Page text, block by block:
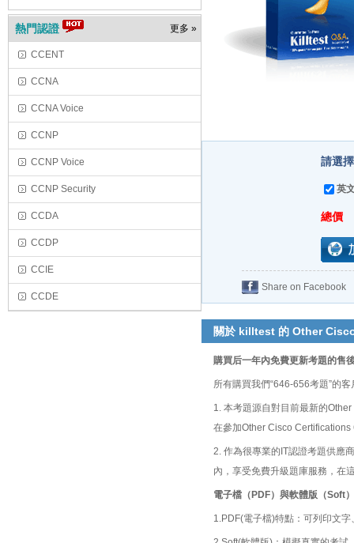
更多 »
熱門認證
CCENT
CCNA
CCNA Voice
CCNP
CCNP Voice
CCNP Security
CCDA
CCDP
CCIE
CCDE
請選
英
總價
Share on Facebook
關於 killtest 的 Other
購買后一年內免費更新考題的售
所有購買我們“646-656考題”的
1. 本考題源自對目前最新的
在參加Other Cisco
2. 作為很專業的IT認證考題供應
內，享受免費升級題庫服務，在
電子檔（PDF）與軟體版（Soft
1.PDF(電子檔)特點：可列印文